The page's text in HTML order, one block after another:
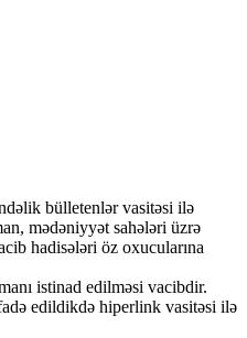
bülletenlər vasitəsi ilə
mədəniyyət sahələri üzrə
hadisələri öz oxucularına
istinad edilməsi vacibdir.
edildikdə hiperlink vasitəsi ilə